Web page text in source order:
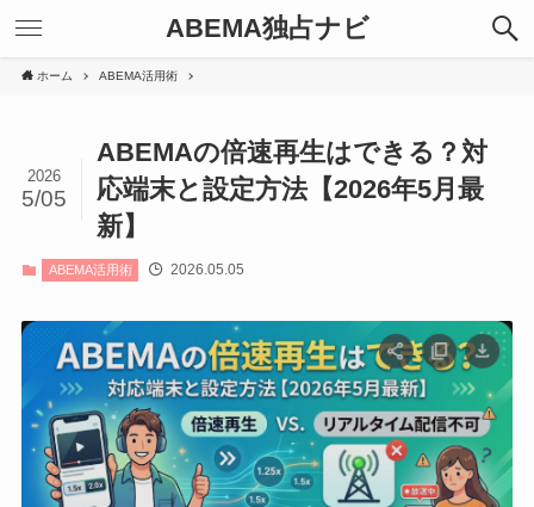
ABEMA独占ナビ
ホーム ABEMA活用術
ABEMAの倍速再生はできる？対
応端末と設定方法【2026年5月最
新】
2026
5/05
ABEMA活用術 2026.05.05